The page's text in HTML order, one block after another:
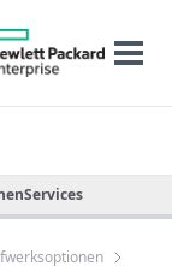
Services